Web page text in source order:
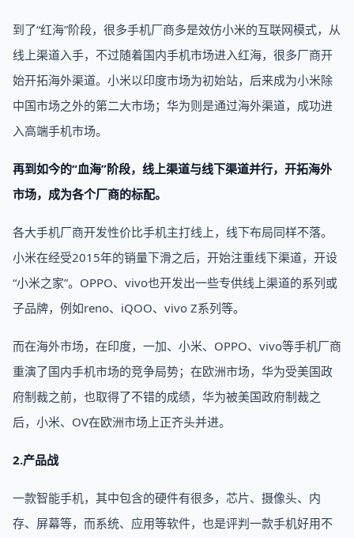
到了“红海”阶段，很多手机厂商多是效仿小米的互联网模式，从
线上渠道入手，不过随着国内手机市场进入红海，很多厂商开
始开拓海外渠道。小米以印度市场为初始站，后来成为小米除
中国市场之外的第二大市场；华为则是通过海外渠道，成功进
入高端手机市场。
再到如今的“血海”阶段，线上渠道与线下渠道并行，开拓海外
市场，成为各个厂商的标配。
各大手机厂商开发性价比手机主打线上，线下布局同样不落。
小米在经受2015年的销量下滑之后，开始注重线下渠道，开设
“小米之家”。OPPO、vivo也开发出一些专供线上渠道的系列或
子品牌，例如reno、iQOO、vivo Z系列等。
而在海外市场，在印度，一加、小米、OPPO、vivo等手机厂商
重演了国内手机市场的竞争局势；在欧洲市场，华为受美国政
府制裁之前，也取得了不错的成绩，华为被美国政府制裁之
后，小米、OV在欧洲市场上正齐头并进。
2.产品战
一款智能手机，其中包含的硬件有很多，芯片、摄像头、内
存、屏幕等，而系统、应用等软件，也是评判一款手机好用不